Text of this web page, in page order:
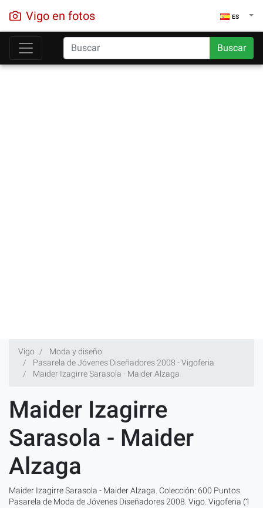
Vigo en fotos ES
Buscar
Vigo
Moda y diseño
Pasarela de Jóvenes Diseñadores 2008 - Vigoferia
Maider Izagirre Sarasola - Maider Alzaga
Maider Izagirre
Sarasola - Maider
Alzaga
Maider Izagirre Sarasola - Maider Alzaga. Colección: 600 Puntos.
Pasarela de Moda de Jóvenes Diseñadores 2008. Vigo. Vigoferia (1